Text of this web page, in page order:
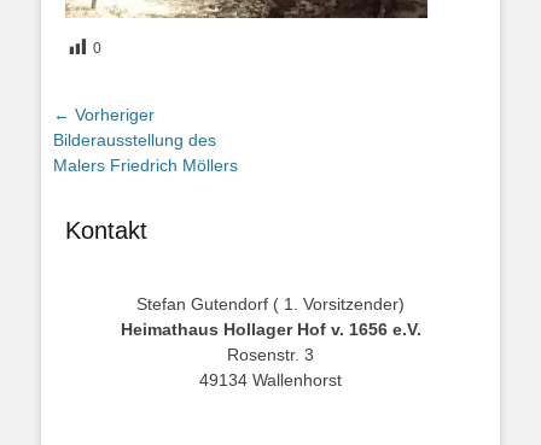
0
Beitragsnavigation
← Vorheriger
Vorheriger
Beitrag:
Bilderausstellung des
Malers Friedrich Möllers
Kontakt
Stefan Gutendorf ( 1. Vorsitzender)
Heimathaus Hollager Hof v. 1656 e.V.
Rosenstr. 3
49134 Wallenhorst